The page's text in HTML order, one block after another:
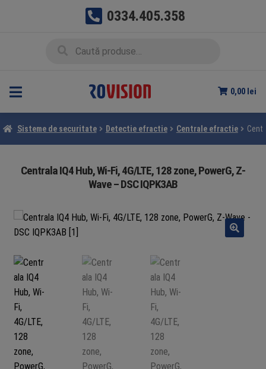
0334.405.358
0,00 lei
Sisteme de securitate Detectie efractie Centrale efractie
Centrala IQ4 Hub, Wi-Fi, 4G/LTE, 128 zone, PowerG, Z-
Wave – DSC IQPK3AB